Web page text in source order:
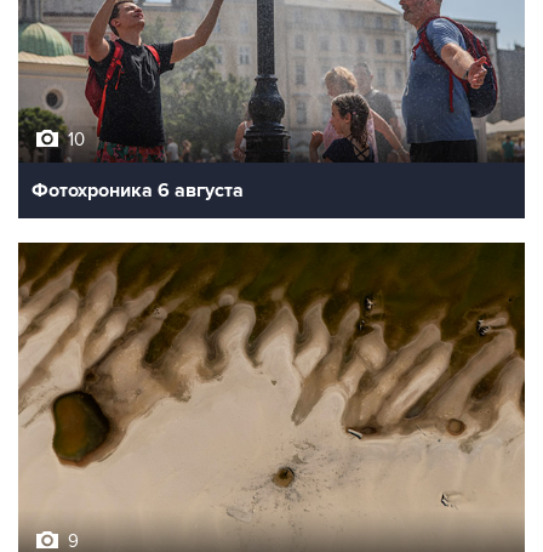
Фотохроника 6 августа
Обмеление Дуная